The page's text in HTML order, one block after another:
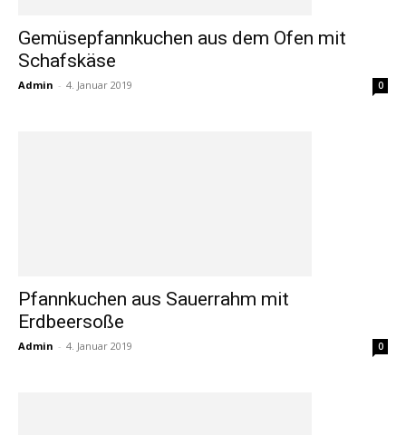
Gemüsepfannkuchen aus dem Ofen mit
Schafskäse
Admin - 4. Januar 2019 0
Pfannkuchen aus Sauerrahm mit
Erdbeersoße
Admin - 4. Januar 2019 0